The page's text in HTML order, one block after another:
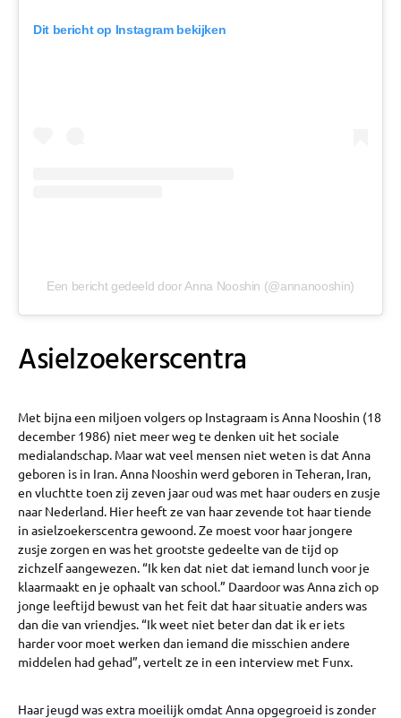
Dit bericht op Instagram bekijken
Een bericht gedeeld door Anna Nooshin (@annanooshin)
Asielzoekerscentra
Met bijna een miljoen volgers op Instagraam is Anna Nooshin (18
december 1986) niet meer weg te denken uit het sociale
medialandschap. Maar wat veel mensen niet weten is dat Anna
geboren is in Iran. Anna Nooshin werd geboren in Teheran, Iran,
en vluchtte toen zij zeven jaar oud was met haar ouders en zusje
naar Nederland. Hier heeft ze van haar zevende tot haar tiende
in asielzoekerscentra gewoond. Ze moest voor haar jongere
zusje zorgen en was het grootste gedeelte van de tijd op
zichzelf aangewezen. “Ik ken dat niet dat iemand lunch voor je
klaarmaakt en je ophaalt van school.” Daardoor was Anna zich op
jonge leeftijd bewust van het feit dat haar situatie anders was
dan die van vriendjes. “Ik weet niet beter dan dat ik er iets
harder voor moet werken dan iemand die misschien andere
middelen had gehad”, vertelt ze in een interview met Funx.
Haar jeugd was extra moeilijk omdat Anna opgegroeid is zonder